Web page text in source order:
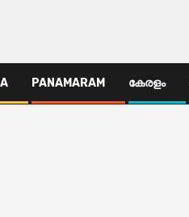
PANAMARAM കേരളം